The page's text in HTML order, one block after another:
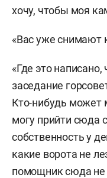
хочу, чтобы моя
«Вас уже снимают
«Где это
заседание
Кто-нибудь может
могу прийти сюда
собственность у
какие ворота не
помощник сюда не